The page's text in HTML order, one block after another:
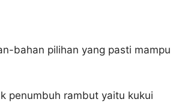
bahan pilihan yang pasti mampu
penumbuh rambut yaitu kukui